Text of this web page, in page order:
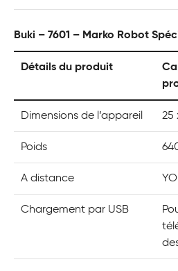
Buki – 7601 – Marko Robot
Détails du produit
Dimensions de l’appareil 25
Poids
A distance
Chargement par USB